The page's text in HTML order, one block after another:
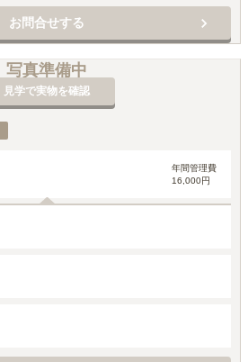
お問合せする
写真準備中
見学で実物を確認
年間管理費
16,000円